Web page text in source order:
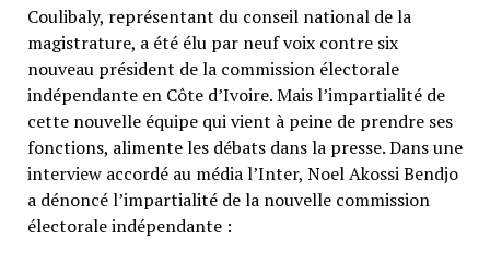
Coulibaly, représentant du conseil national de la
magistrature, a été élu par neuf voix contre six
nouveau président de la commission électorale
indépendante en Côte d’Ivoire. Mais l’impartialité de
cette nouvelle équipe qui vient à peine de prendre ses
fonctions, alimente les débats dans la presse. Dans une
interview accordé au média l’Inter, Noel Akossi Bendjo
a dénoncé l’impartialité de la nouvelle commission
électorale indépendante :